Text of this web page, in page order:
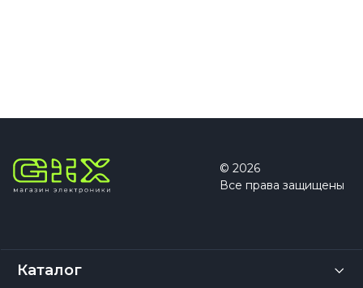
© 2026
Все права защищены
Каталог